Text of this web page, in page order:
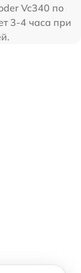
Vc340 по
3-4 часа при